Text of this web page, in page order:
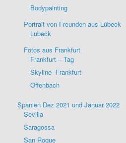
Bodypainting
Portrait von Freunden aus Lübeck
Lübeck
Fotos aus Frankfurt
Frankfurt – Tag
Skyline- Frankfurt
Offenbach
Spanien Dez 2021 und Januar 2022
Sevilla
Saragossa
San Roque